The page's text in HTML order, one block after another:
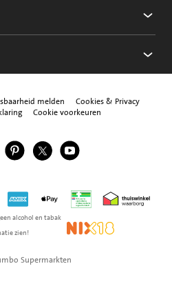
melden
Cookies & Privacy
Cookie voorkeuren
Instagram
Jumbo Pinterest
Jumbo Twitter
Jumbo YouTube
American Express
Apple Pay Thuiswinkel
alcohol en tabak
zien!
NIX18
Supermarkten